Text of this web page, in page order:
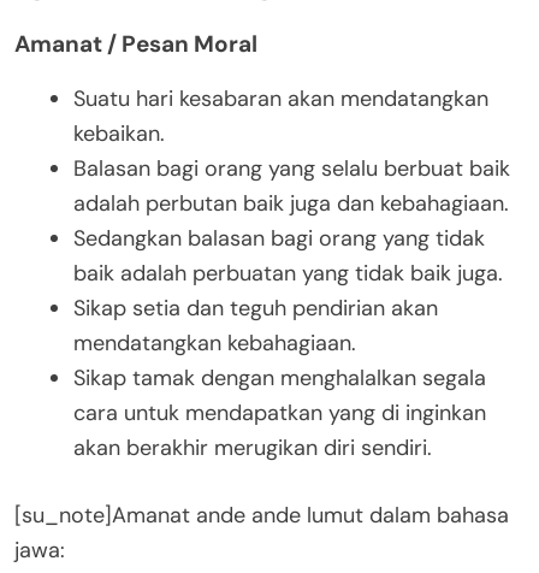
Amanat / Pesan Moral
Suatu hari kesabaran akan mendatangkan
kebaikan.
Balasan bagi orang yang selalu berbuat baik
adalah perbutan baik juga dan kebahagiaan.
Sedangkan balasan bagi orang yang tidak
baik adalah perbuatan yang tidak baik juga.
Sikap setia dan teguh pendirian akan
mendatangkan kebahagiaan.
Sikap tamak dengan menghalalkan segala
cara untuk mendapatkan yang di inginkan
akan berakhir merugikan diri sendiri.
[su_note]Amanat ande ande lumut dalam bahasa
jawa: